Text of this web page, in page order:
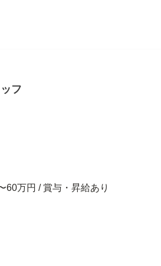
フ
60万円 / 賞与・昇給あり